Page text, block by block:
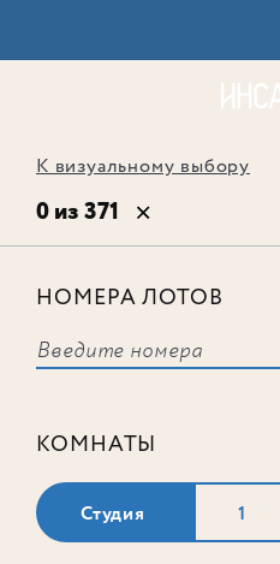
К визуальному выбору
0 из 371
НОМЕРА ЛОТОВ
КОМНАТЫ
Студия 1
соответствует